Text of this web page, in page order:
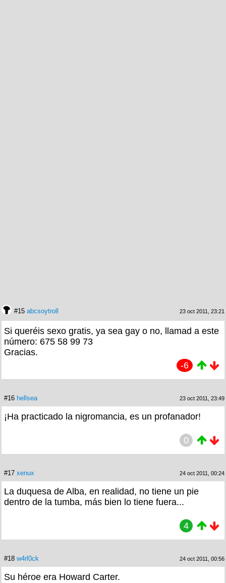
#15 abcsoytroll 23 oct 2011, 23:21
Si queréis sexo gratis, ya sea gay o no, llamad a este
número: 675 58 99 73
Gracias.
-6
#16 hellsea 23 oct 2011, 23:49
¡Ha practicado la nigromancia, es un profanador!
0
#17 xenux 24 oct 2011, 00:24
La duquesa de Alba, en realidad, no tiene un pie
dentro de la tumba, más bien lo tiene fuera...
4
#18 w4rl0ck 24 oct 2011, 00:56
Su héroe era Howard Carter.